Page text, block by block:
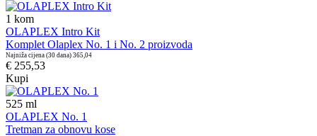
1 kom
OLAPLEX Intro Kit
Komplet Olaplex No. 1 i No. 2 proizvoda
Najniža cijena (30 dana) 365,04
€ 255,53
Kupi
525 ml
OLAPLEX No. 1
Tretman za obnovu kose